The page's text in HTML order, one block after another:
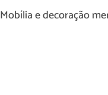
Mobília e decoração